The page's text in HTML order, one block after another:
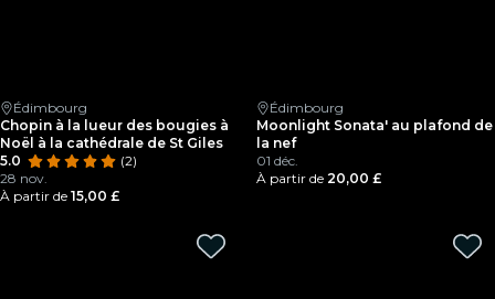
Édimbourg
Chopin à la lueur des bougies à
Noël à la cathédrale de St Giles
5.0
(2)
28 nov.
À partir de 15,00 £
Édimbourg
Moonlight Sonata' au plafond de
la nef
01 déc.
À partir de 20,00 £